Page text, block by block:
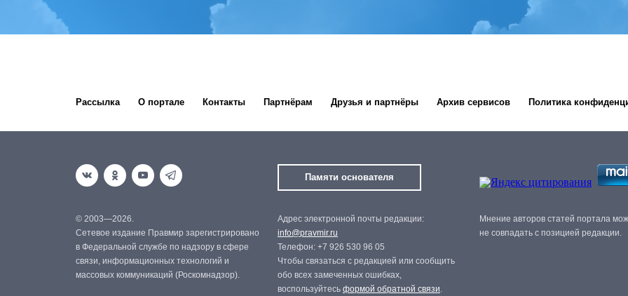
Рассылка О портале Контакты Партнёрам Друзья и партнёры Архив сервисов Политика
Памяти основателя
© 2003—2026.
Сетевое издание Правмир зарегистрировано
в Федеральной службе по надзору в сфере
связи, информационных технологий и
массовых коммуникаций (Роскомнадзор).
Адрес электронной почты редакции:
info@pravmir.ru
Телефон: +7 926 530 96 05
Чтобы связаться с редакцией или сообщить
обо всех замеченных ошибках,
воспользуйтесь формой обратной связи.
Мнение авторов статей портала
не совпадать с позицией редакции.